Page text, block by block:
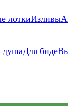
лоткиИзливы
душаДля биде